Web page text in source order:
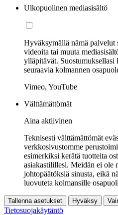
Ulkopuolinen mediasisältö
Hyväksymällä nämä palvelut
videoita tai muuta
ylläpitävät.
seuraavia kolmannen
Vimeo, YouTube
Välttämättömät
Aina aktiivinen
Teknisesti välttämättömät
verkkosivustomme
esimerkiksi kerätä tuotteita
asiakastilillesi. Meidän ei ole
johtopäätöksiä sinusta, eikä
luovuteta kolmansille
Tallenna asetukset Hyväksy
Tietosuojakäytäntö